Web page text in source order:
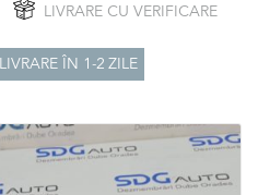
LIVRARE CU VERIFICARE
LIVRARE ÎN 1-2 ZILE